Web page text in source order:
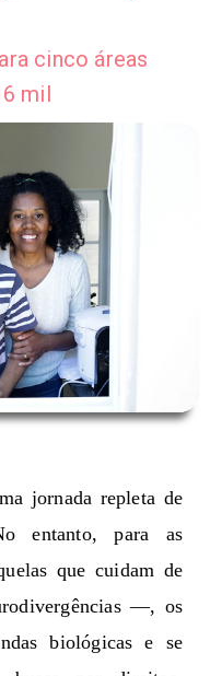
cinco áreas
mil
jornada repleta
entanto, para as
que cuidam de
—, os
ndas biológicas e se